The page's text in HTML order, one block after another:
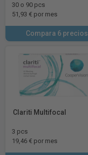
30 o 90 pcs
51,93 € por mes
Compara 6 precios
Clariti Multifocal
3 pcs
19,46 € por mes